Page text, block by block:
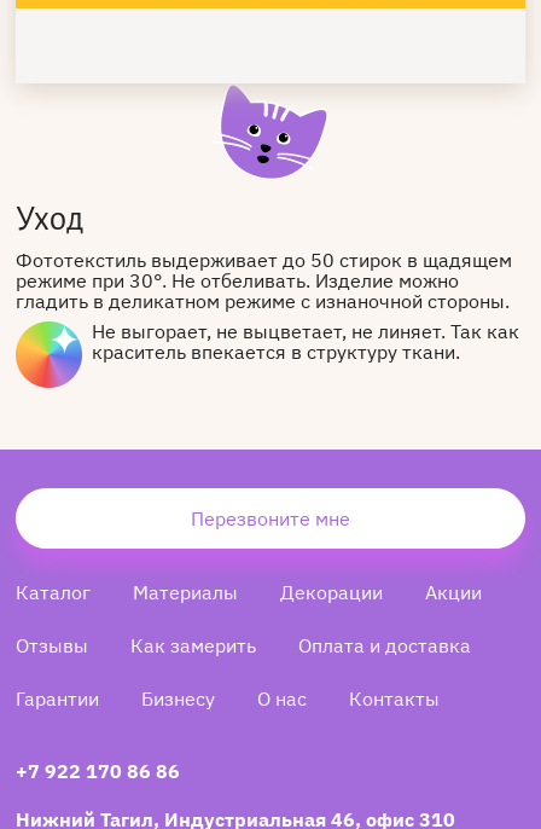
Уход
Фототекстиль выдерживает до 50 стирок в щадящем
режиме при 30°. Не отбеливать. Изделие можно
гладить в деликатном режиме с изнаночной стороны.
Не выгорает, не выцветает, не линяет. Так как
краситель впекается в структуру ткани.
Перезвоните мне
Каталог Материалы Декорации Акции
Отзывы Как замерить Оплата и доставка
Гарантии Бизнесу О нас Контакты
+7 922 170 86 86
Нижний Тагил, Индустриальная 46, офис 310